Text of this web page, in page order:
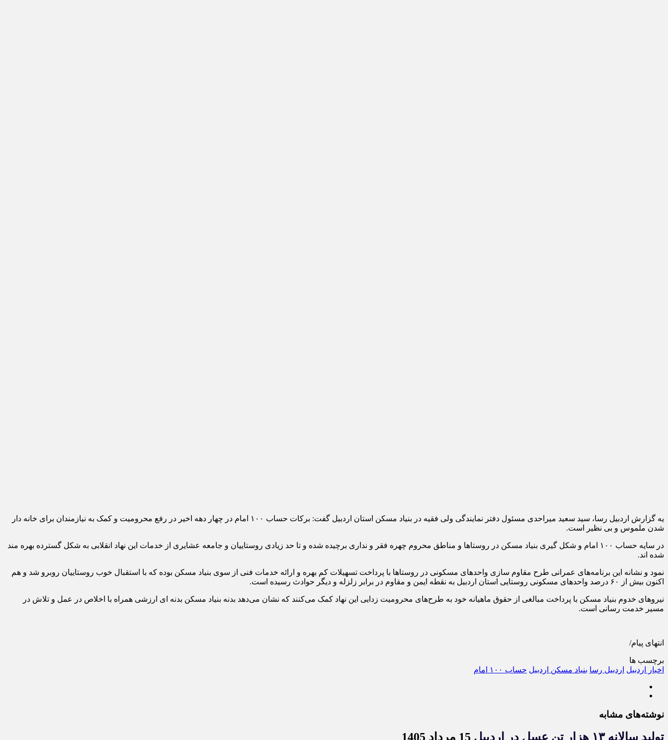
یه گزارش اردبیل رسا، سید سعید میراحدی مسئول دفتر نمایندگی ولی فقیه در بنیاد مسکن استان اردبیل گفت: برکات حساب ۱۰۰ امام در چهار دهه اخیر در رفع محرومیت و کمک به نیازمندان برای خانه دار
شدن ملموس و بی نظیر است.
در سایه حساب ۱۰۰ امام و شکل گیری بنیاد مسکن در روستاها و مناطق محروم چهره فقر و نداری برچیده شده و تا حد زیادی روستاییان و جامعه عشایری از خدمات این نهاد انقلابی به شکل گسترده بهره مند
شده اند.
نمود و نشانه این برنامه‌های عمرانی طرح مقاوم سازی واحدهای مسکونی در روستاها با پرداخت تسهیلات کم بهره و ارائه خدمات فنی از سوی بنیاد مسکن بوده که با استقبال خوب روستاییان روبرو شد و هم
اکنون بیش از ۶۰ درصد واحدهای مسکونی روستایی استان اردبیل به نقطه ایمن و مقاوم در برابر زلزله و دیگر حوادث رسیده است.
نیروهای خدوم بنیاد مسکن با پرداخت مبالغی از حقوق ماهیانه خود به طرح‌های محرومیت زدایی این نهاد کمک می‌کنند که نشان می‌دهد بدنه بنیاد مسکن بدنه ای ارزشی همراه با اخلاص در عمل و تلاش در
مسیر خدمت رسانی است.
انتهای پیام/
برچسب ها
اخبار اردبیل اردبیل رسا بنیاد مسکن اردبیل حساب ۱۰۰ امام
نوشته‌های مشابه
تولید سالانه ۱۳ هزار تن عسل در اردبیل